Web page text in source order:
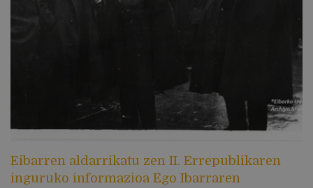
Eibarren aldarrikatu zen II. Errepublikaren
inguruko informazioa Ego Ibarraren